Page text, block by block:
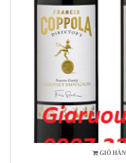
GIỎ